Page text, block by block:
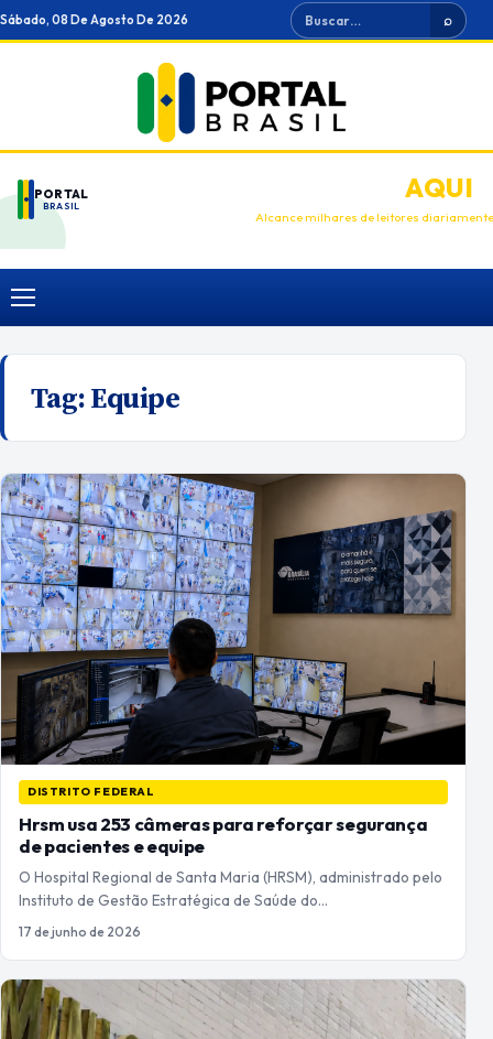
Ir
para
Sábado, 08 De Agosto De 2026 Buscar ⌕
PORTAL
BRASIL
ANUNCIEAQUI
Alcance milhares de leitores diariamente
Menu
Tag:Equipe
DISTRITO FEDERAL
Hrsm usa 253 câmeras para reforçar segurança
de pacientes e equipe
O Hospital Regional de Santa Maria (HRSM), administrado pelo
Instituto de Gestão Estratégica de Saúde do…
17 de junho de 2026